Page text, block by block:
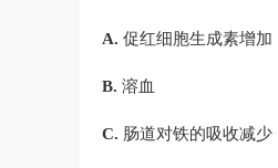
A. 促红细胞生成素增加
B. 溶血
C. 肠道对铁的吸收减少